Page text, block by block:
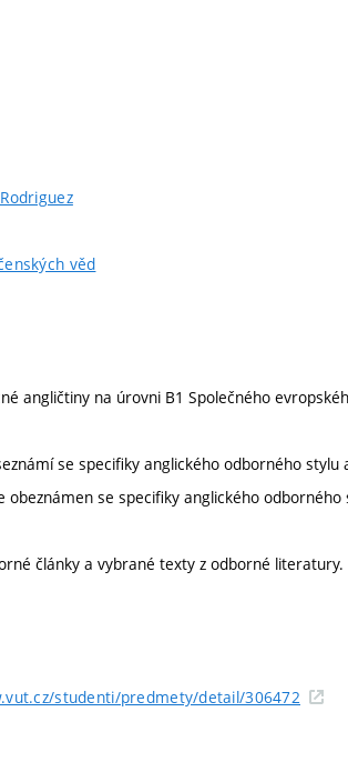
věd
angličtiny na úrovni B1 Společného
se specifiky anglického odborného stylu
obeznámen se specifiky anglického
články a vybrané texty z odborné literatury.
studenti/predmety/detail/306472